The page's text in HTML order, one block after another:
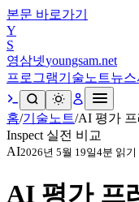
본문 바로가기
Y
S
영삼넷youngsam.net
프로그램기술노트뉴스
홈/기술노트/AI 평가 프
Inspect 실전 비교
AI2026년 5월 19일4분 읽기
AI 평가 프